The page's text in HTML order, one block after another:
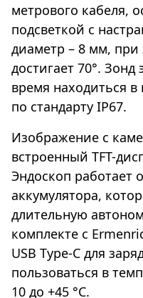
метрового кабеля,
подсветкой с
диаметр – 8 мм, при
достигает 70°.
время находиться
по стандарту IP67.
Изображение с
встроенный TFT-
Эндоскоп работает
аккумулятора,
длительную
комплекте с
USB Type-C для
пользоваться в
10 до +45 °С.